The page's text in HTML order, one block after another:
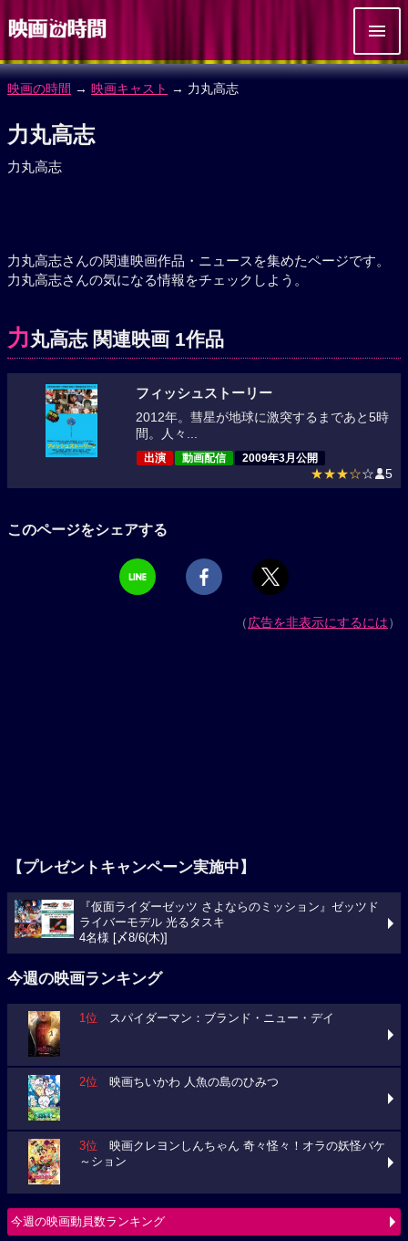
映画の時間 → 映画キャスト → 力丸高志
力丸高志
力丸高志
力丸高志さんの関連映画作品・ニュースを集めたページです。
力丸高志さんの気になる情報をチェックしよう。
力丸高志 関連映画 1作品
フィッシュストーリー
2012年。彗星が地球に激突するまであと5時
間。人々...
出演 動画配信 2009年3月公開
★★★☆☆ 5
このページをシェアする
（広告を非表示にするには）
【プレゼントキャンペーン実施中】
『仮面ライダーゼッツ さよならのミッション』ゼッツド
ライバーモデル 光るタスキ
4名様 [〆8/6(木)]
今週の映画ランキング
1位 スパイダーマン：ブランド・ニュー・デイ
2位 映画ちいかわ 人魚の島のひみつ
3位 映画クレヨンしんちゃん 奇々怪々！オラの妖怪バケ
～ション
今週の映画動員数ランキング